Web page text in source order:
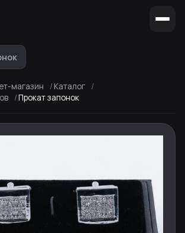
магазин
Каталог
Прокат запонок